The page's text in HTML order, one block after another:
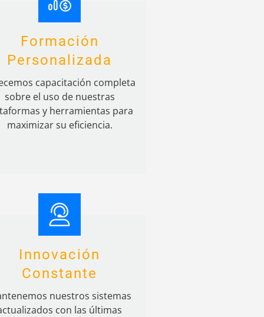
Formación
Personalizada
capacitación completa
sobre el uso de nuestras
y herramientas para
maximizar su eficiencia.
Innovación
Constante
nuestros sistemas
con las últimas